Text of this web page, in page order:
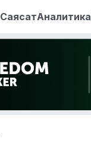
СаясатАналитика